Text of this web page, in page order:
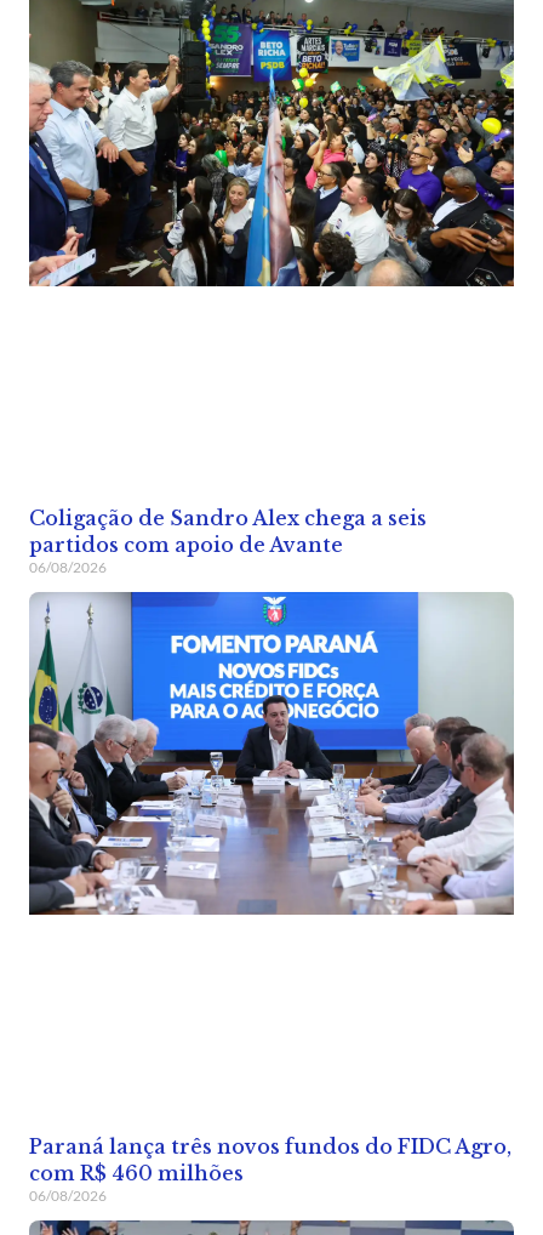
Coligação de Sandro Alex chega a seis
partidos com apoio de Avante
06/08/2026
Paraná lança três novos fundos do FIDC Agro,
com R$ 460 milhões
06/08/2026